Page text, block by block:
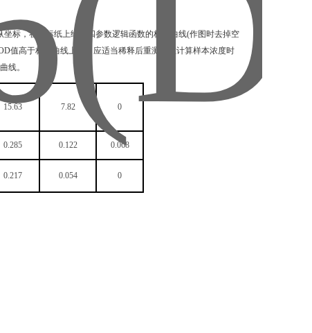
标，在坐标纸上绘出四参数逻辑函数的标准曲线(作图时去掉空
值高于标准曲线上限，应适当稀释后重测并在计算样本浓度时
线。
15.63 7.82 0
0.285 0.122 0.068
0.217 0.054 0